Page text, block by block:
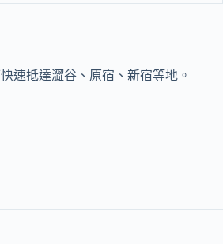
速抵達澀谷、原宿、新宿等地。